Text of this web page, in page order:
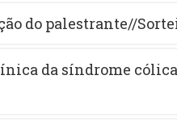
do palestrante//
da síndrome